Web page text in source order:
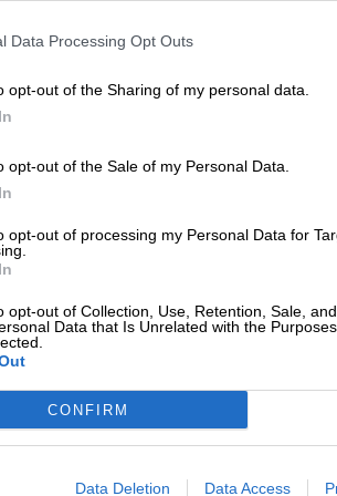
Data Processing Opt Outs
opt-out of the Sharing of my personal data.
opt-out of the Sale of my Personal Data.
opt-out of processing my Personal Data for
opt-out of Collection, Use, Retention, Sale,
Data that Is Unrelated with the
CONFIRM
Data Deletion Data Access
2018
Por Adriana Rocha
Más artículos de este autor
El número de
millones de personas